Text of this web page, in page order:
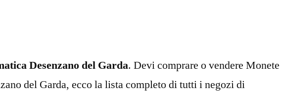
Desenzano del Garda. Devi comprare o vendere Monete
del Garda, ecco la lista completo di tutti i negozi di